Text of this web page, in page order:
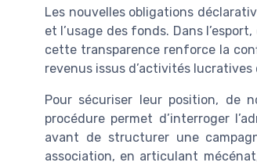
Les nouvelles obligations
et l’usage des fonds. Dans
cette transparence renforce la
revenus issus d’activités
Pour sécuriser leur position, de
procédure permet d’interroger
avant de structurer une
association, en articulant